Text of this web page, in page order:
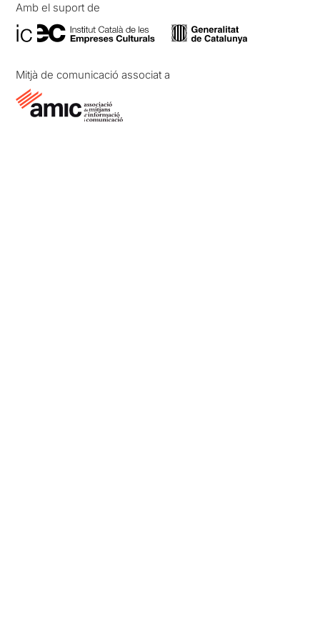
Amb el suport de
Mitjà de comunicació associat a